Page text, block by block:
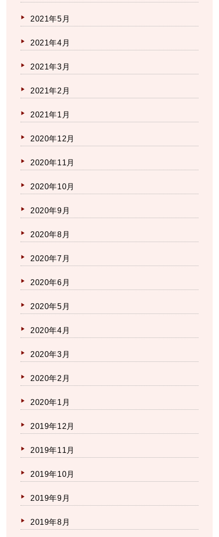
2021年5月
2021年4月
2021年3月
2021年2月
2021年1月
2020年12月
2020年11月
2020年10月
2020年9月
2020年8月
2020年7月
2020年6月
2020年5月
2020年4月
2020年3月
2020年2月
2020年1月
2019年12月
2019年11月
2019年10月
2019年9月
2019年8月